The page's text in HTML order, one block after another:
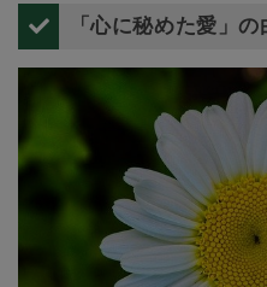
「心に秘めた愛」の